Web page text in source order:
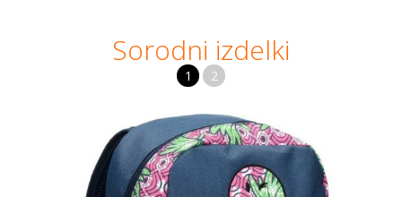
Sorodni izdelki
1 2